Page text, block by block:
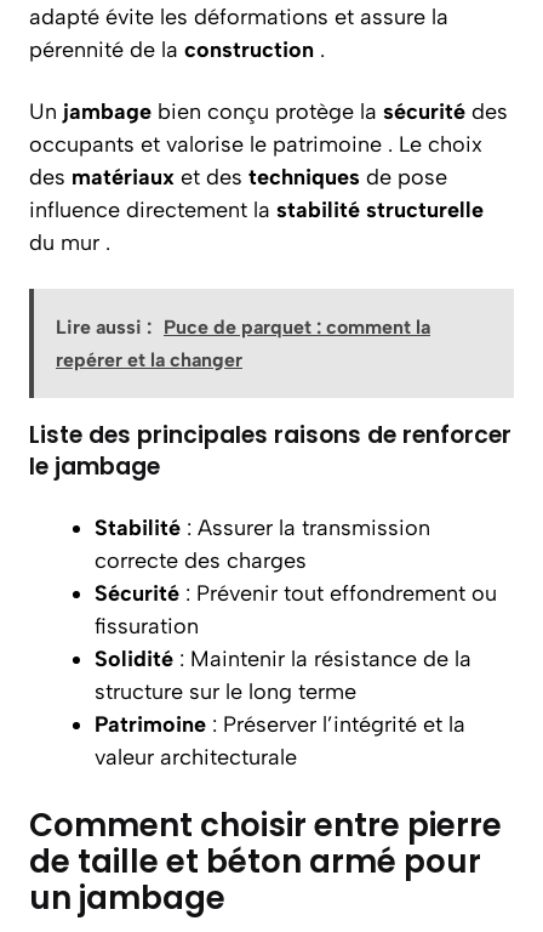
adapté évite les déformations et assure la
pérennité de la construction .
Un jambage bien conçu protège la sécurité des
occupants et valorise le patrimoine . Le choix
des matériaux et des techniques de pose
influence directement la stabilité structurelle
du mur .
Lire aussi : Puce de parquet : comment la
repérer et la changer
Liste des principales raisons de renforcer
le jambage
Stabilité : Assurer la transmission
correcte des charges
Sécurité : Prévenir tout effondrement ou
fissuration
Solidité : Maintenir la résistance de la
structure sur le long terme
Patrimoine : Préserver l’intégrité et la
valeur architecturale
Comment choisir entre pierre
de taille et béton armé pour
un jambage